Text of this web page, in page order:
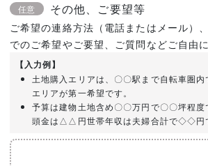
任意 その他、ご要望等
ご希望の連絡方法（電話またはメール）
でのご希望やご要望、ご質問などご自由
【入力例】
土地購入エリアは、〇〇駅まで自転車圏
エリアが第一希望です。
予算は建物土地含め〇〇万円で〇〇坪程度
頭金は△△円世帯年収は夫婦合計で◇◇円